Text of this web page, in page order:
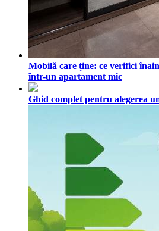
Mobilă care ține: ce verifici
într-un apartament mic
Ghid complet pentru alegerea